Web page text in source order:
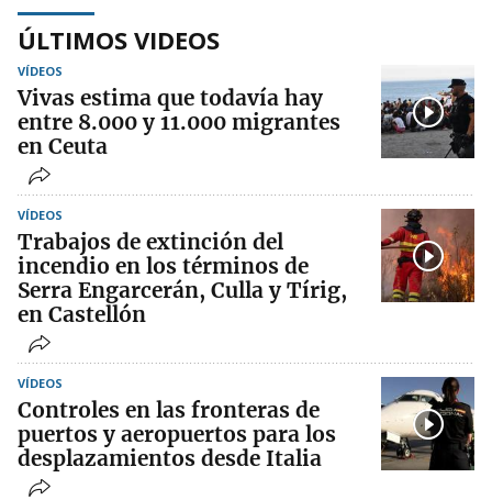
ÚLTIMOS VIDEOS
VÍDEOS
Vivas estima que todavía hay
entre 8.000 y 11.000 migrantes
en Ceuta
VÍDEOS
Trabajos de extinción del
incendio en los términos de
Serra Engarcerán, Culla y Tírig,
en Castellón
VÍDEOS
Controles en las fronteras de
puertos y aeropuertos para los
desplazamientos desde Italia